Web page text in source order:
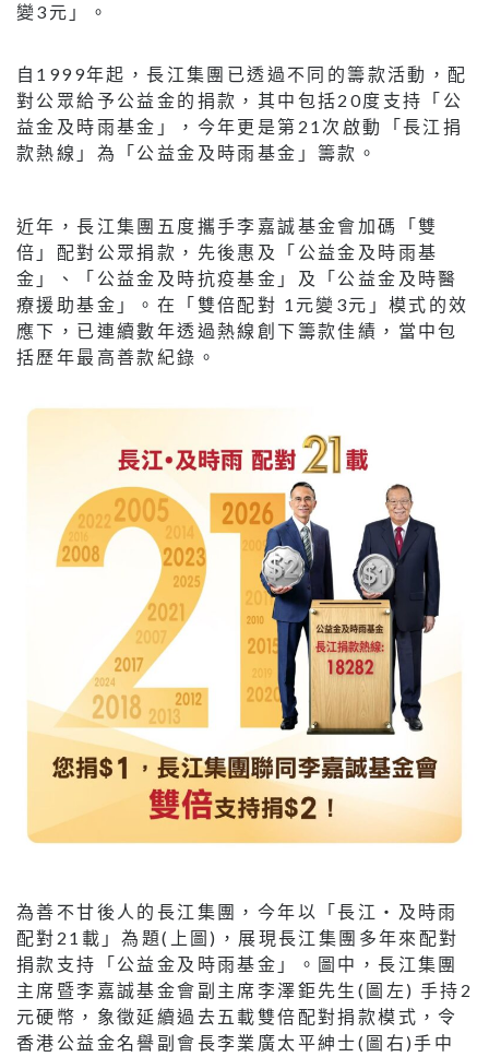
變3元」。
自1999年起，長江集團已透過不同的籌款活動，配
對公眾給予公益金的捐款，其中包括20度支持「公
益金及時雨基金」，今年更是第21次啟動「長江捐
款熱線」為「公益金及時雨基金」籌款。
近年，長江集團五度攜手李嘉誠基金會加碼「雙
倍」配對公眾捐款，先後惠及「公益金及時雨基
金」、「公益金及時抗疫基金」及「公益金及時醫
療援助基金」。在「雙倍配對 1元變3元」模式的效
應下，已連續數年透過熱線創下籌款佳績，當中包
括歷年最高善款紀錄。
為善不甘後人的長江集團，今年以「長江‧及時雨
配對21載」為題(上圖)，展現長江集團多年來配對
捐款支持「公益金及時雨基金」。圖中，長江集團
主席暨李嘉誠基金會副主席李澤鉅先生(圖左) 手持2
元硬幣，象徵延續過去五載雙倍配對捐款模式，令
香港公益金名譽副會長李業廣太平紳士(圖右)手中